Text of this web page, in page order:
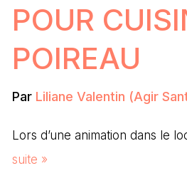
POUR
POIREAU
Par Liliane Valentin (Agir
Lors d’une animation dans le
suite »